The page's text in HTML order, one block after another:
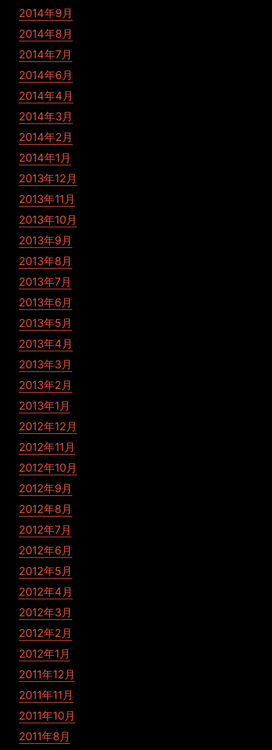
2014年9月
2014年8月
2014年7月
2014年6月
2014年4月
2014年3月
2014年2月
2014年1月
2013年12月
2013年11月
2013年10月
2013年9月
2013年8月
2013年7月
2013年6月
2013年5月
2013年4月
2013年3月
2013年2月
2013年1月
2012年12月
2012年11月
2012年10月
2012年9月
2012年8月
2012年7月
2012年6月
2012年5月
2012年4月
2012年3月
2012年2月
2012年1月
2011年12月
2011年11月
2011年10月
2011年8月